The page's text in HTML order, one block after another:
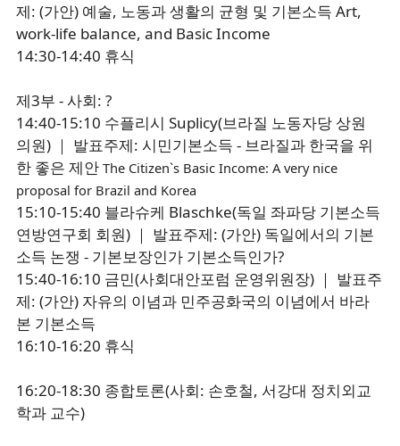
제: (가안) 예술, 노동과 생활의 균형 및 기본소득 Art,
work-life balance, and Basic Income
14:30-14:40 휴식
제3부 - 사회: ?
14:40-15:10 수플리시 Suplicy(브라질 노동자당 상원
의원) ｜ 발표주제: 시민기본소득 - 브라질과 한국을 위
한 좋은 제안 The Citizen`s Basic Income: A very nice
proposal for Brazil and Korea
15:10-15:40 블라슈케 Blaschke(독일 좌파당 기본소득
연방연구회 회원) ｜ 발표주제: (가안) 독일에서의 기본
소득 논쟁 - 기본보장인가 기본소득인가?
15:40-16:10 금민(사회대안포럼 운영위원장) ｜ 발표주
제: (가안) 자유의 이념과 민주공화국의 이념에서 바라
본 기본소득
16:10-16:20 휴식
16:20-18:30 종합토론(사회: 손호철, 서강대 정치외교
학과 교수)